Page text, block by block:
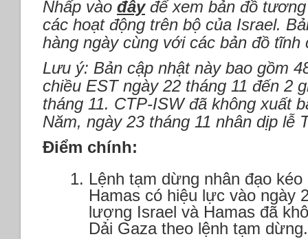
Nhấp vào đâyđể xem bản đồ
các hoạt động trên bộ của Israel.
hàng ngày cùng với các bản đồ tĩnh
Lưu ý: Bản cập nhật này bao gồm
chiều EST ngày 22 tháng 11 đến 2
tháng 11. CTP-ISW đã không xuất
Năm, ngày 23 tháng 11 nhân dịp lễ
Điểm chính:
Lệnh tạm dừng nhân đạo
Hamas có hiệu lực vào ngày
lượng Israel và Hamas đã
Dải Gaza theo lệnh tạm dừng.